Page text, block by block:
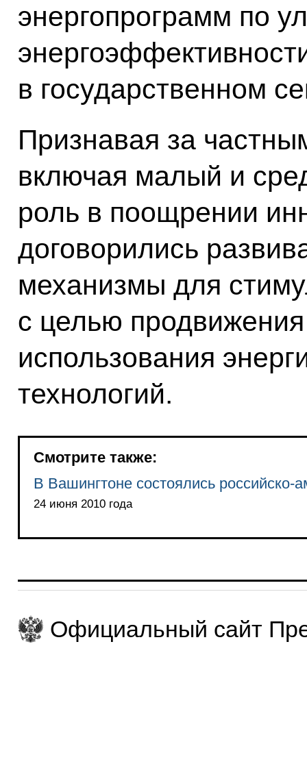
энергопрограмм по
в государственном
Признавая за
включая малый и
роль в поощрении
договорились
механизмы для
с целью
использования
технологий.
Смотрите также:
В Вашингтоне состоялись российско-
24 июня 2010 года
Официальный сайт